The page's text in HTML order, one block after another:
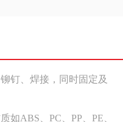
钉、焊接，同时固定及
如ABS、PC、PP、PE、